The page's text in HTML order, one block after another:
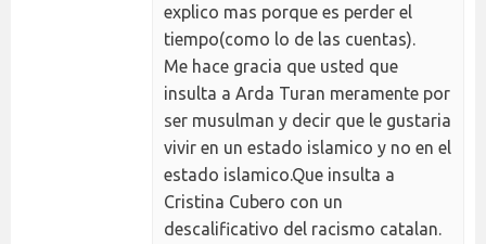
explico mas porque es perder el
tiempo(como lo de las cuentas).
Me hace gracia que usted que
insulta a Arda Turan meramente por
ser musulman y decir que le gustaria
vivir en un estado islamico y no en el
estado islamico.Que insulta a
Cristina Cubero con un
descalificativo del racismo catalan.